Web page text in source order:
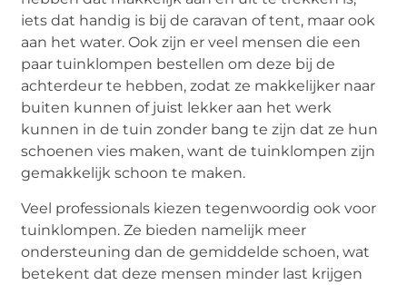
iets dat handig is bij de caravan of tent, maar ook
aan het water. Ook zijn er veel mensen die een
paar tuinklompen bestellen om deze bij de
achterdeur te hebben, zodat ze makkelijker naar
buiten kunnen of juist lekker aan het werk
kunnen in de tuin zonder bang te zijn dat ze hun
schoenen vies maken, want de tuinklompen zijn
gemakkelijk schoon te maken.
Veel professionals kiezen tegenwoordig ook voor
tuinklompen. Ze bieden namelijk meer
ondersteuning dan de gemiddelde schoen, wat
betekent dat deze mensen minder last krijgen